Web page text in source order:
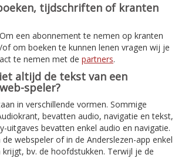
tijdschriften of kranten
een abonnement te nemen op kranten
om boeken te kunnen lenen vragen wij je
te nemen met de partners.
altijd de tekst van een
speler?
in verschillende vormen. Sommige
bevatten audio, navigatie en tekst,
uitgaves bevatten enkel audio en navigatie.
webspeler of in de Anderslezen-app enkel
bv. de hoofdstukken. Terwijl je de